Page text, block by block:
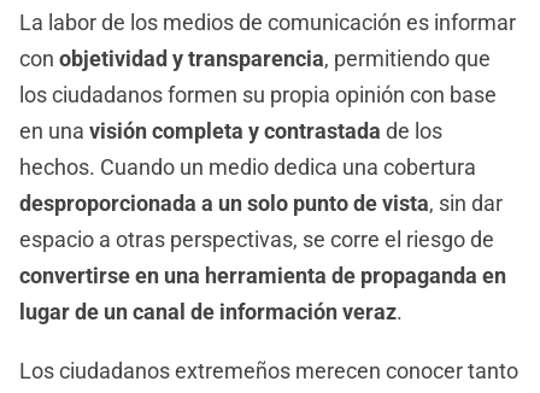
La labor de los medios de comunicación es informar
con objetividad y transparencia, permitiendo que
los ciudadanos formen su propia opinión con base
en una visión completa y contrastada de los
hechos. Cuando un medio dedica una cobertura
desproporcionada a un solo punto de vista, sin dar
espacio a otras perspectivas, se corre el riesgo de
convertirse en una herramienta de propaganda en
lugar de un canal de información veraz.
Los ciudadanos extremeños merecen conocer tanto